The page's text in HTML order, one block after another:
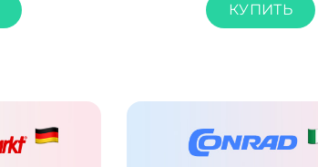
КУПИТЬ